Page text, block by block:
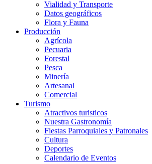
Vialidad y Transporte
Datos geográficos
Flora y Fauna
Producción
Agrícola
Pecuaria
Forestal
Pesca
Minería
Artesanal
Comercial
Turismo
Atractivos turisticos
Nuestra Gastronomía
Fiestas Parroquiales y Patronales
Cultura
Deportes
Calendario de Eventos